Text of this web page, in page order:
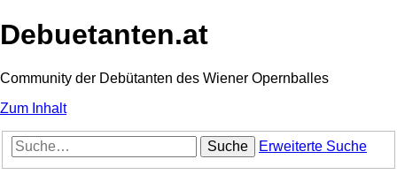
Debuetanten.at
Community der Debütanten des Wiener Opernballes
Zum Inhalt
Suche Erweiterte Suche